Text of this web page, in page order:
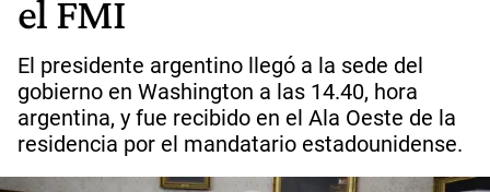
el FMI
El presidente argentino llegó a la sede del
gobierno en Washington a las 14.40, hora
argentina, y fue recibido en el Ala Oeste de la
residencia por el mandatario estadounidense.